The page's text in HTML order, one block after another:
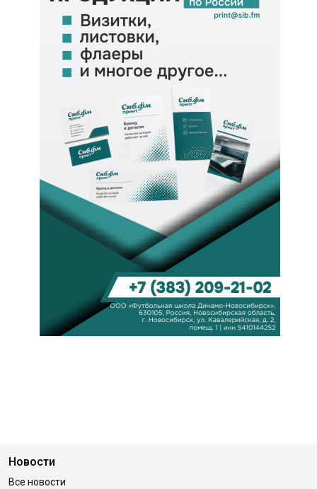
Новости
Все новости